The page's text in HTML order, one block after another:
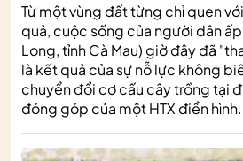
Từ một vùng đất từng chỉ quen
quả, cuộc sống của người dân ấp
Long, tỉnh Cà Mau) giờ đây đã
là kết quả của sự nỗ lực không
chuyển đổi cơ cấu cây trồng tại
đóng góp của một HTX điển hình.